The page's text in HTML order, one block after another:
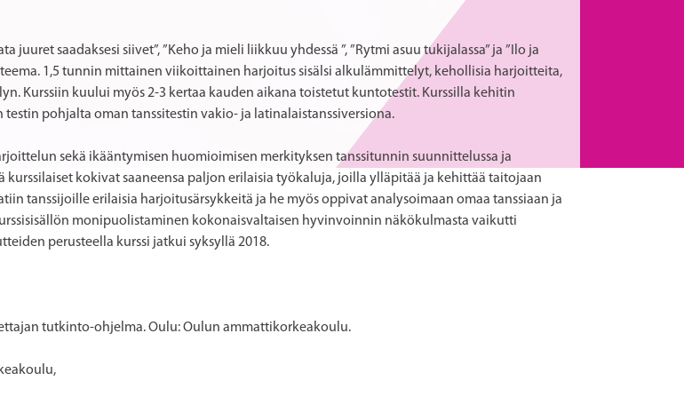
saadaksesi siivet”, ”Keho ja mieli liikkuu yhdessä ”, ”Rytmi asuu tukijalassa” ja ”Ilo ja
1,5 tunnin mittainen viikoittainen harjoitus sisälsi alkulämmittelyt, kehollisia harjoitteita,
Kurssiin kuului myös 2-3 kertaa kauden aikana toistetut kuntotestit. Kurssilla kehitin
pohjalta oman tanssitestin vakio- ja latinalaistanssiversiona.
sekä ikääntymisen huomioimisen merkityksen tanssitunnin suunnittelussa ja
kokivat saaneensa paljon erilaisia työkaluja, joilla ylläpitää ja kehittää taitojaan
tanssijoille erilaisia harjoitusärsykkeitä ja he myös oppivat analysoimaan omaa tanssiaan ja
monipuolistaminen kokonaisvaltaisen hyvinvoinnin näkökulmasta vaikutti
perusteella kurssi jatkui syksyllä 2018.
tutkinto-ohjelma. Oulu: Oulun ammattikorkeakoulu.